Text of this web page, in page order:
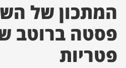
מסע מלחמה
השבוע
המתכון של
פסטה ברוטב
פטריות